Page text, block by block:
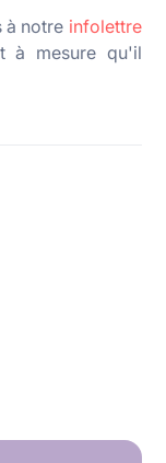
à notre infolettre
à mesure qu'il